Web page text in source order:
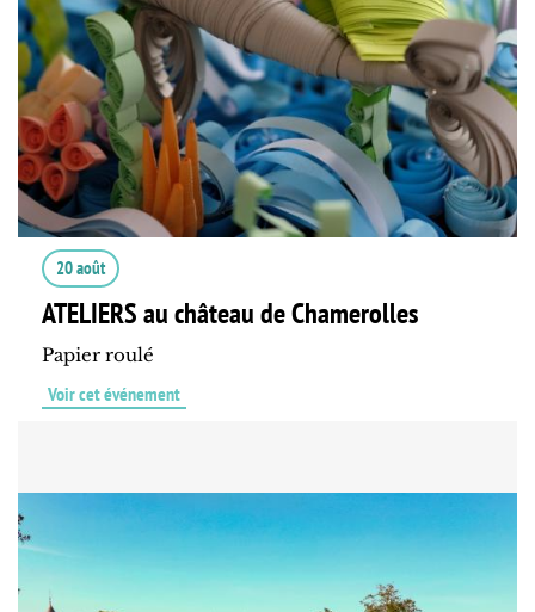
20 août
ATELIERS au château de Chamerolles
Papier roulé
Voir cet événement